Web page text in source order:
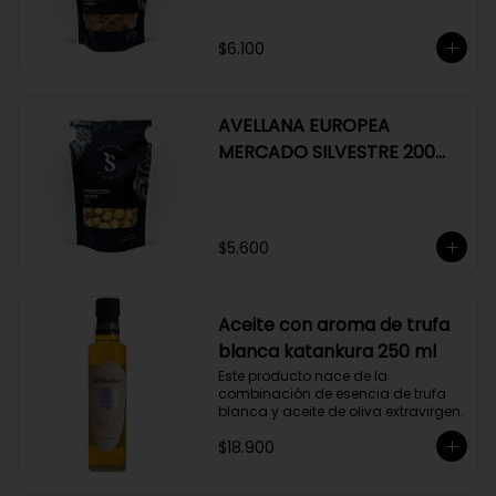
$6.100
AVELLANA EUROPEA
MERCADO SILVESTRE 200
$5.600
Aceite con aroma de trufa
blanca katankura 250 ml
Este producto nace de la
combinación de esencia de trufa
blanca y aceite de oliva extravirgen.
$18.900